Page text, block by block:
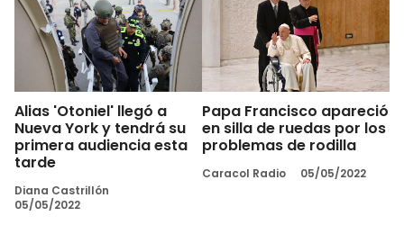
Alias 'Otoniel' llegó a
Nueva York y tendrá su
primera audiencia esta
tarde
Diana Castrillón
05/05/2022
Papa Francisco apareció
en silla de ruedas por los
problemas de rodilla
Caracol Radio 05/05/2022